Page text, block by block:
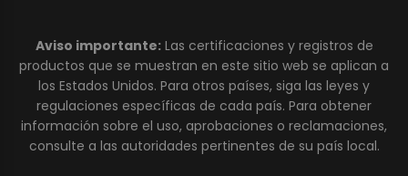
Aviso importante:Las certificaciones y registros de
productos que se muestran en este sitio web se aplican a
los Estados Unidos. Para otros países, siga las leyes y
regulaciones específicas de cada país. Para obtener
información sobre el uso, aprobaciones o reclamaciones,
consulte a las autoridades pertinentes de su país local.